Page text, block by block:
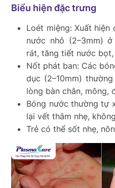
Biểu hiện đặc trưng
Loét miệng: Xuất
nước nhỏ (2–3mm)
rát, tăng tiết nước
Nốt phát ban: Các
dục (2–10mm)
lòng bàn chân, mông,
Bóng nước thường tự
lại vết thâm nhẹ,
Trẻ có thể sốt nhẹ,